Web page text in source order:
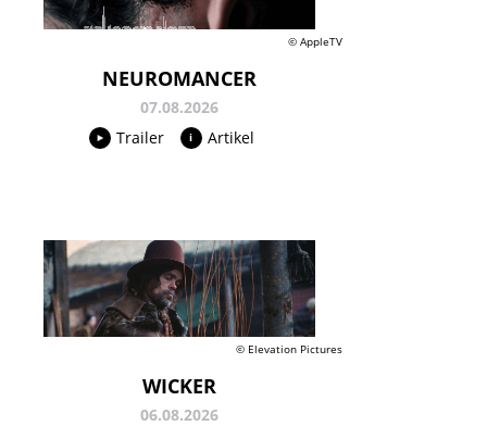
© AppleTV
NEUROMANCER
07.08.2026
Trailer
Artikel
© Elevation Pictures
WICKER
06.08.2026